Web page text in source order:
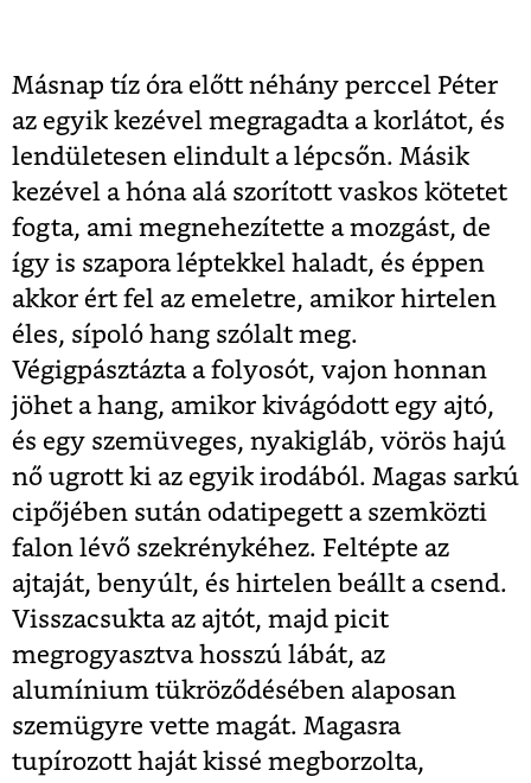
Másnap tíz óra előtt néhány perccel Péter
az egyik kezével megragadta a korlátot, és
lendületesen elindult a lépcsőn. Másik
kezével a hóna alá szorított vaskos kötetet
fogta, ami megnehezítette a mozgást, de
így is szapora léptekkel haladt, és éppen
akkor ért fel az emeletre, amikor hirtelen
éles, sípoló hang szólalt meg.
Végigpásztázta a folyosót, vajon honnan
jöhet a hang, amikor kivágódott egy ajtó,
és egy szemüveges, nyakigláb, vörös hajú
nő ugrott ki az egyik irodából. Magas sarkú
cipőjében sután odatipegett a szemközti
falon lévő szekrénykéhez. Feltépte az
ajtaját, benyúlt, és hirtelen beállt a csend.
Visszacsukta az ajtót, majd picit
megrogyasztva hosszú lábát, az
alumínium tükröződésében alaposan
szemügyre vette magát. Magasra
tupírozott haját kissé megborzolta,